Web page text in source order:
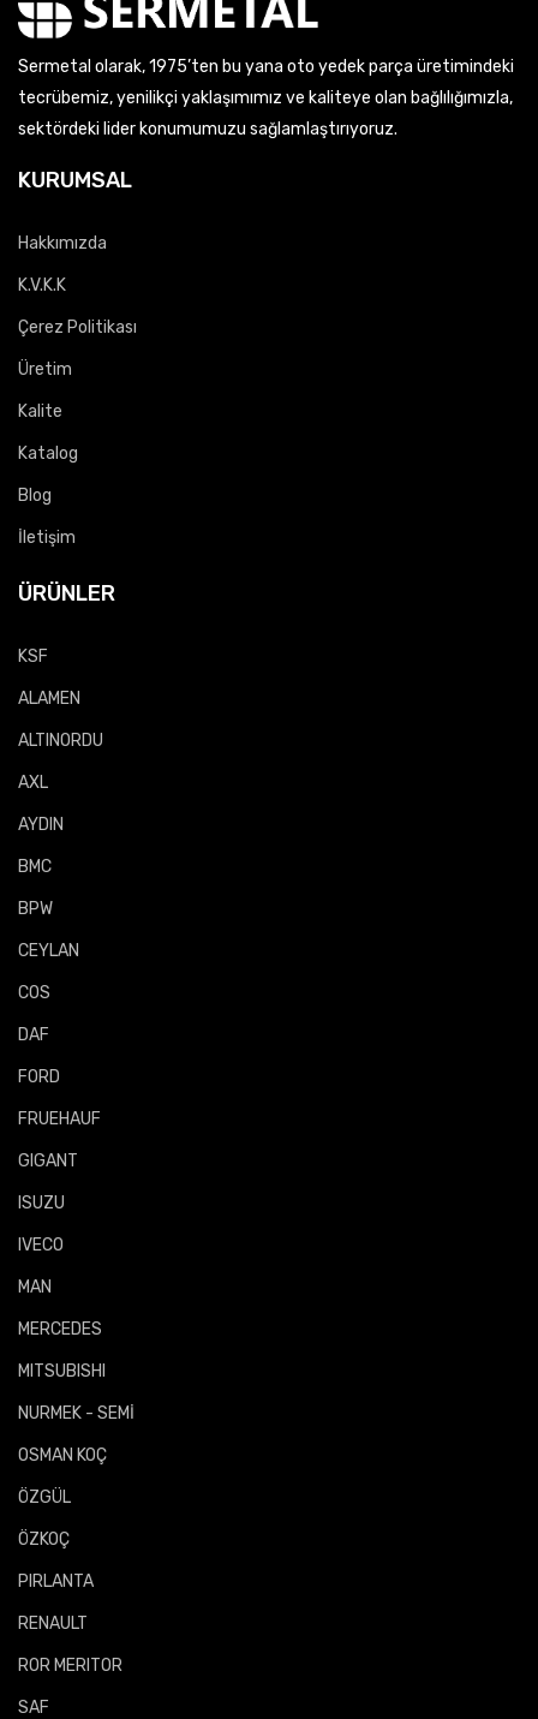
Sermetal olarak, 1975’ten bu yana oto yedek parça üretimindeki
tecrübemiz, yenilikçi yaklaşımımız ve kaliteye olan bağlılığımızla,
sektördeki lider konumumuzu sağlamlaştırıyoruz.
KURUMSAL
Hakkımızda
K.V.K.K
Çerez Politikası
Üretim
Kalite
Katalog
Blog
İletişim
ÜRÜNLER
KSF
ALAMEN
ALTINORDU
AXL
AYDIN
BMC
BPW
CEYLAN
COS
DAF
FORD
FRUEHAUF
GIGANT
ISUZU
IVECO
MAN
MERCEDES
MITSUBISHI
NURMEK - SEMİ
OSMAN KOÇ
ÖZGÜL
ÖZKOÇ
PIRLANTA
RENAULT
ROR MERITOR
SAF